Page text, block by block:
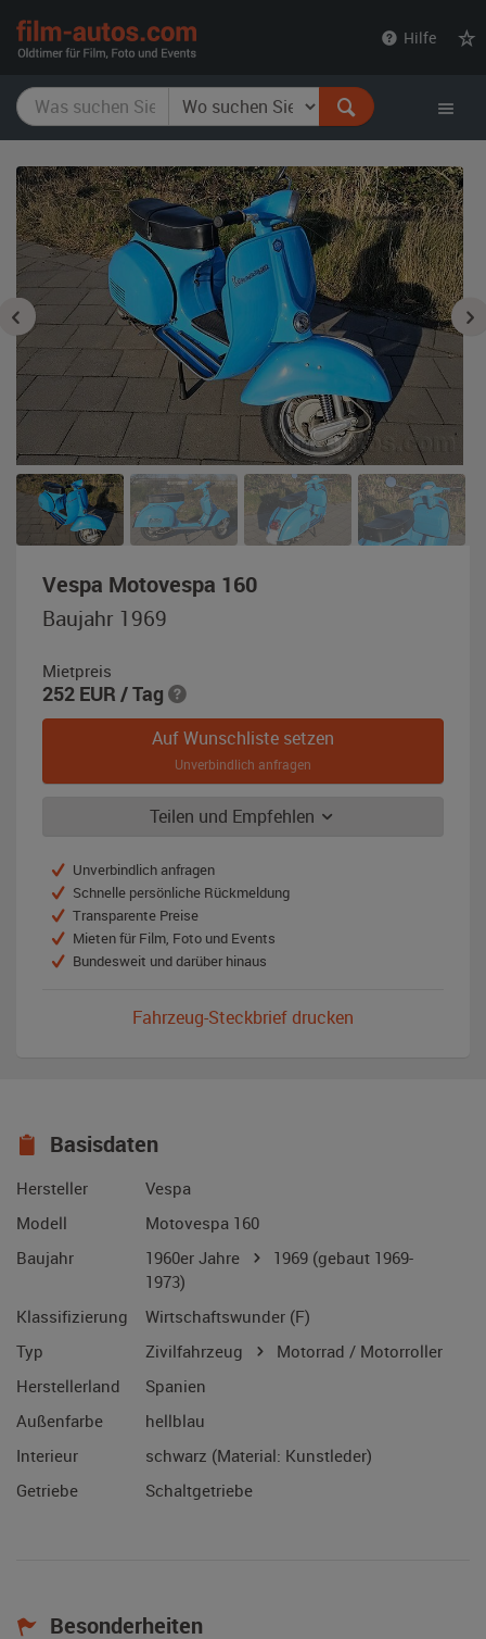
Hilfe
Vespa Motovespa 160,
Baujahr 1969
Mietpreis
252 EUR / Tag
Auf Wunschliste setzen
Unverbindlich anfragen
Teilen und Empfehlen
Unverbindlich anfragen
Schnelle persönliche Rückmeldung
Transparente Preise
Mieten für Film, Foto und Events
Bundesweit und darüber hinaus
Fahrzeug-Steckbrief drucken
Basisdaten
Hersteller
Vespa
Modell
Motovespa 160
Baujahr
1960er Jahre 1969 (gebaut 1969-
1973)
Klassifizierung
Wirtschaftswunder (F)
Typ
Zivilfahrzeug
Motorrad / Motorroller
Herstellerland
Spanien
Außenfarbe
hellblau
Interieur
schwarz (Material: Kunstleder)
Getriebe
Schaltgetriebe
Besonderheiten